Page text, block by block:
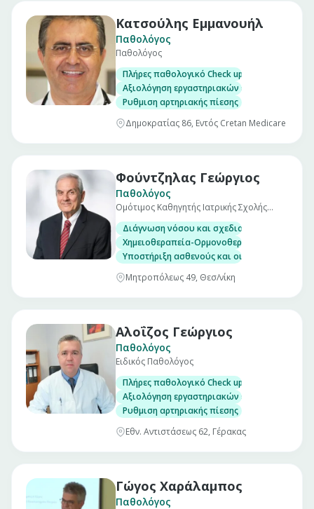
Κατσούλης Εμμανουήλ
Παθολόγος
Παθολόγος
Πλήρες παθολογικό Check up σε άνδρες και
Αξιολόγηση εργαστηριακών εξετάσεων
Ρυθμιση αρτηριακής πίεσης
Δημοκρατίας 86, Εντός Cretan Medicare
Φούντζηλας Γεώργιος
Παθολόγος
Ομότιμος Καθηγητής Ιατρικής Σχολής
Διάγνωση νόσου και σχεδιασμός
Χημειοθεραπεία-Ορμονοθεραπεία-
Υποστήριξη ασθενούς και οικογένειας
Μητροπόλεως 49, Θεσ/νίκη
Αλοΐζος Γεώργιος
Παθολόγος
Ειδικός Παθολόγος
Πλήρες παθολογικό Check up σε άνδρες και
Αξιολόγηση εργαστηριακών εξετάσεων
Ρυθμιση αρτηριακής πίεσης
Εθν. Αντιστάσεως 62, Γέρακας
Γώγος Χαράλαμπος
Παθολόγος